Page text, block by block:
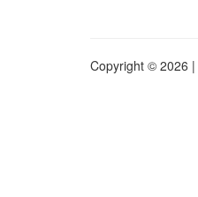
Copyright © 2026 |